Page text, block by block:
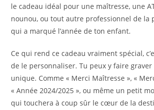
le cadeau idéal pour une maîtresse, une
nounou, ou tout autre professionnel de la
qui a marqué l’année de ton enfant.
Ce qui rend ce cadeau vraiment spécial,
de le personnaliser. Tu peux y faire graver
unique. Comme « Merci Maîtresse », «
« Année 2024/2025 », ou même un petit
qui touchera à coup sûr le cœur de la